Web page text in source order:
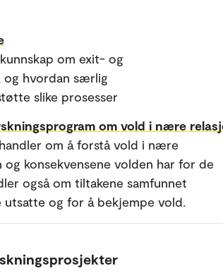
om exit- og
og hvordan særlig
slike prosesser
om vold i nære
om å forstå vold i nære
konsekvensene volden har for de
også om tiltakene samfunnet
og for å bekjempe vold.